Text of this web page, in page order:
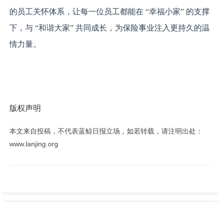
的员工关怀体系，让每一位员工都能在 “幸福小家” 的支撑
下，与 “和谐大家” 共同成长，为保险事业注入更持久的温
情力量。
版权声明
本文来自投稿，不代表蓝鲸日报立场，如若转载，请注明出处：
www.lanjing.org